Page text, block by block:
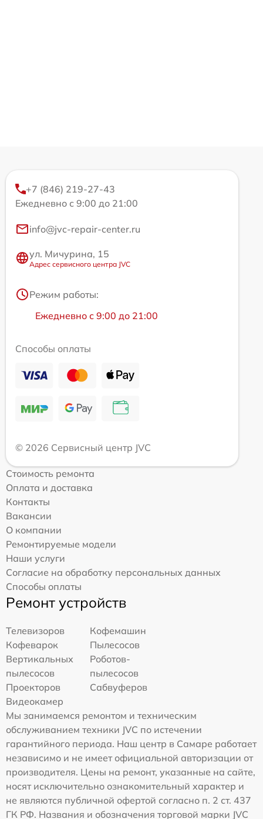
+7 (846) 219-27-43
Ежедневно с 9:00 до 21:00
info@jvc-repair-center.ru
ул. Мичурина, 15
Адрес сервисного центра JVC
Режим работы:
Ежедневно с 9:00 до 21:00
Способы оплаты
© 2026 Сервисный центр JVC
Стоимость ремонта
Оплата и доставка
Контакты
Вакансии
О компании
Ремонтируемые модели
Наши услуги
Согласие на обработку персональных данных
Способы оплаты
Ремонт устройств
Телевизоров
Кофемашин
Кофеварок
Пылесосов
Вертикальных
пылесосов
Роботов-
пылесосов
Проекторов
Сабвуферов
Видеокамер
Мы занимаемся ремонтом и техническим
обслуживанием техники JVC по истечении
гарантийного периода. Наш центр в Самаре работает
независимо и не имеет официальной авторизации от
производителя. Цены на ремонт, указанные на сайте,
носят исключительно ознакомительный характер и
не являются публичной офертой согласно п. 2 ст. 437
ГК РФ. Названия и обозначения торговой марки JVC